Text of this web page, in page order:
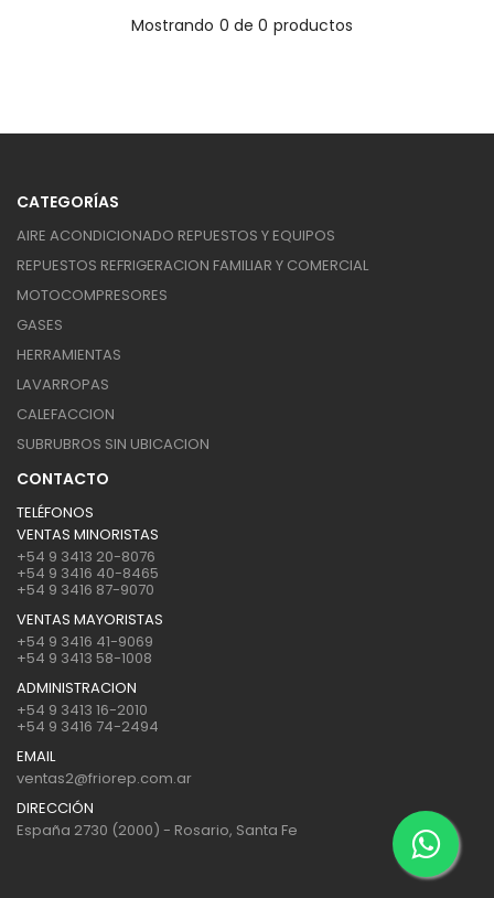
Mostrando 0 de 0 productos
CATEGORÍAS
AIRE ACONDICIONADO REPUESTOS Y EQUIPOS
REPUESTOS REFRIGERACION FAMILIAR Y COMERCIAL
MOTOCOMPRESORES
GASES
HERRAMIENTAS
LAVARROPAS
CALEFACCION
SUBRUBROS SIN UBICACION
CONTACTO
TELÉFONOS
VENTAS MINORISTAS
+54 9 3413 20-8076
+54 9 3416 40-8465
+54 9 3416 87-9070
VENTAS MAYORISTAS
+54 9 3416 41-9069
+54 9 3413 58-1008
ADMINISTRACION
+54 9 3413 16-2010
+54 9 3416 74-2494
EMAIL
ventas2@friorep.com.ar
DIRECCIÓN
España 2730 (2000) - Rosario, Santa Fe